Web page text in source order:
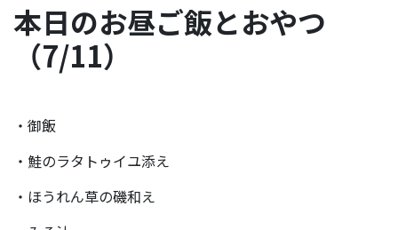
本日のお昼ご飯とおやつ
（7/11）
・御飯
・鮭のラタトゥイユ添え
・ほうれん草の磯和え